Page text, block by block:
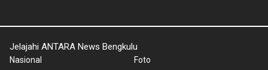
Jelajahi ANTARA News Bengkulu
Nasional
Foto